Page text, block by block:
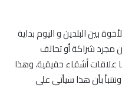
بين البلدين و اليوم بداية
مجرد شراكة أو تحالف
علاقات أشقاء حقيقية، وهذا
بأن هذا سيأتى على